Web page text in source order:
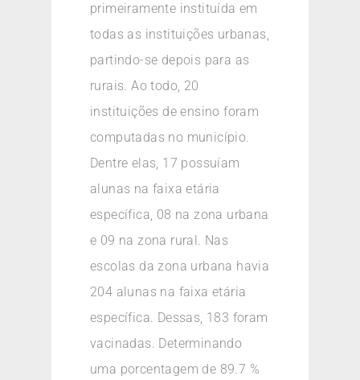
primeiramente instituída em
todas as instituições urbanas,
partindo-se depois para as
rurais. Ao todo, 20
instituições de ensino foram
computadas no município.
Dentre elas, 17 possuíam
alunas na faixa etária
específica, 08 na zona urbana
e 09 na zona rural. Nas
escolas da zona urbana havia
204 alunas na faixa etária
específica. Dessas, 183 foram
vacinadas. Determinando
uma porcentagem de 89.7 %